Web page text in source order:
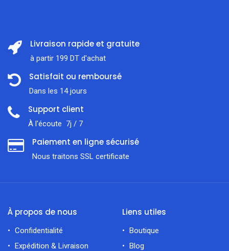
Livraison rapide et gratuite
à partir 199 DT d'achat
Satisfait ou remboursé
Dans les 14 jours
Support client
À l'écoute 7j / 7
Paiement en ligne sécurisé
Nous traitons SSL сertificate
À propos de nous
Confidentialité
Expédition & Livraison
Liens utiles
Boutique
Blog